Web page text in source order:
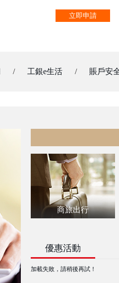
立即申請
/ 工銀e生活 / 賬戶安
商旅出行
優惠活動
加載失敗，請稍後再試！